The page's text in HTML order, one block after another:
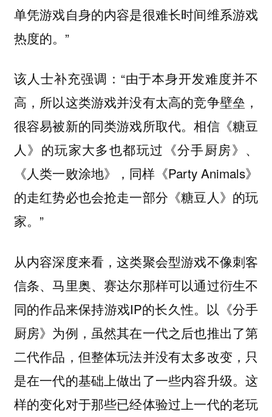
单凭游戏自身的内容是很难长时间维系游戏
热度的。”
该人士补充强调：“由于本身开发难度并不
高，所以这类游戏并没有太高的竞争壁垒，
很容易被新的同类游戏所取代。相信《糖豆
人》的玩家大多也都玩过《分手厨房》、
《人类一败涂地》，同样《Party Animals》
的走红势必也会抢走一部分《糖豆人》的玩
家。”
从内容深度来看，这类聚会型游戏不像刺客
信条、马里奥、赛达尔那样可以通过衍生不
同的作品来保持游戏IP的长久性。以《分手
厨房》为例，虽然其在一代之后也推出了第
二代作品，但整体玩法并没有太多改变，只
是在一代的基础上做出了一些内容升级。这
样的变化对于那些已经体验过上一代的老玩